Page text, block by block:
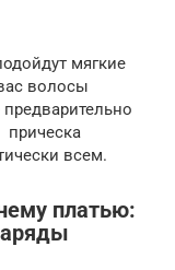
мягкие
волосы
прическа
всем.
платью: